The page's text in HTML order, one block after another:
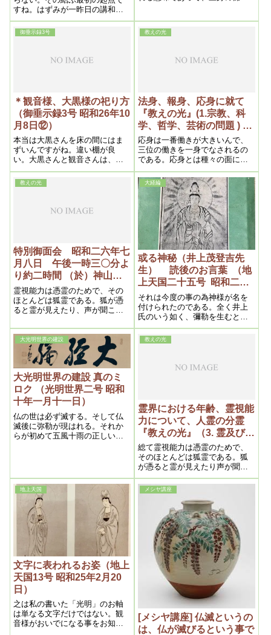
すね。はずみが一昨日の講和記
念日になるんです。で、神様の
方ではそういう経綸になってい
るんです。つまり世界が伊都能
こで、つまり十字に結ばる訳で
なる。
法身の彌勒であり、観音は応身
地の彌勒であり、阿彌陀は月の
彌勒であり、観音は日の彌勒で
御垂示録3号
＊観音様、大黒様の祀り方
（御垂示録3号 昭和26年10
月8日⑫）
本当は大黒さんを床の間にはま
ずいんですがね。違い棚が良
い。大黒さんと観音さんは、
右、左ではちょっとまずい、位
から言うと、大黒さんはずっと
下ですからね。家来と同列と言
教えの光
法身、報身、応身に就て
『教えの光』(1.宗教、科
学、哲学、芸術の問題 ) 昭
和二十六年五月二十日
応身は一番働きが大きいんで、
三位の働きを一身でなされるの
である。応身とは種々の面に応
ずることで一つものに囚われな
い。それで六観音三十三相に化
身(けしん)されるのである。[何
事も、]融通がきかなくてはいけ
ない。
教えの光
特別御面会 昭和二六年七
月八日 午後一時三〇分よ
り約二時間 （於）神山
荘 上の間 ※その1
霊視能力は憑霊のためで、その
ほとんどは狐霊である。狐が憑
ると霊が見えたり、声が聞こえ
力が顕著である。ゆえに普通人
がそうなることは危険である
大経綸
或る神秘（井上茂登吉先
生） 読後のお言葉 （地
上天国二十五号 昭和二十
六年六月二十五日） ＊再
掲
それは今度の事の為神様が名を
付けられたのである。全く井上
氏のいう如く、彌勒を生むとい
う意味である。又小さい観音様
があったのは、観音御生誕の型
を神様は知らせる為であった。
大光明世界の建設
大光明世界の建設 真のミ
ロク （光明世界二号 昭和
十年一月十一日）
仏の世は必ず滅する。そして仏
滅後に弥勒が現はれる。それか
らが初めて五風十雨の正しい
あるから夫迄は多くを望むな、
諦めてをれとお説きになられた
のが仏法の根本であります。
教えの光
霊界における年齢、霊視能
力について、人霊の分霊
『教えの光』（3. 霊及び霊
界の問題)昭和二十六年五
月二十日
総て霊視能力は憑霊のためで、
そのほとんどは狐霊である。狐
が憑ると霊が見えたり声が聞こ
えるの
地上天国
文字に表われるお姿（地上
天国13号 昭和25年2月20
日）
之は私の書いた「光明」のお軸
は単なる文字だけではない。観
音様がおいでになる事をお知ら
メシヤ講座
[メシヤ講座] 仏滅というの
は、仏が滅びるという事で